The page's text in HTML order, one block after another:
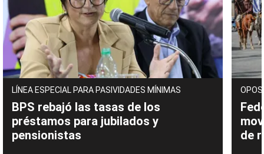
LÍNEA ESPECIAL PARA PASIVIDADES MÍNIMAS
BPS rebajó las tasas de los
préstamos para jubilados y
pensionistas
de